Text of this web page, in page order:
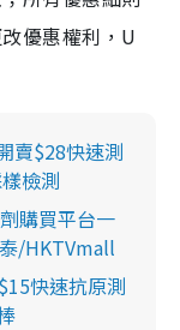
優惠權利，U
賣$28快速測
檢測
購買平台一
/HKTVmall
快速抗原測